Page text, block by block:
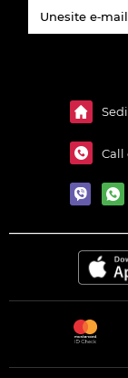
Call